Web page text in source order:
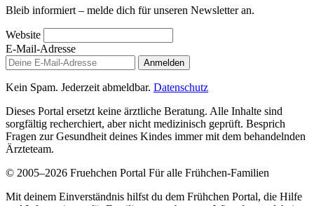
Bleib informiert – melde dich für unseren Newsletter an.
Website
E-Mail-Adresse
Anmelden
Kein Spam. Jederzeit abmeldbar. Datenschutz
Dieses Portal ersetzt keine ärztliche Beratung. Alle Inhalte sind
sorgfältig recherchiert, aber nicht medizinisch geprüft. Besprich
Fragen zur Gesundheit deines Kindes immer mit dem behandelnden
Ärzteteam.
© 2005–2026 Fruehchen Portal Für alle Frühchen-Familien
Mit deinem Einverständnis hilfst du dem Frühchen Portal, die Hilfe